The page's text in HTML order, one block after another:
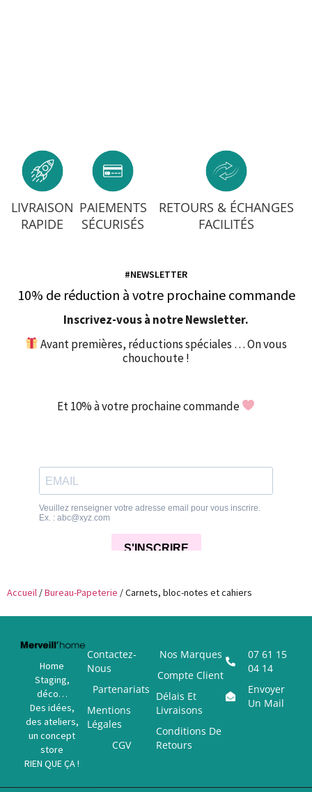
LIVRAISON
RAPIDE
PAIEMENTS
SÉCURISÉS
RETOURS & ÉCHANGES
FACILITÉS
#NEWSLETTER
10% de réduction à votre prochaine commande
Inscrivez-vous à notre Newsletter.
Avant premières, réductions spéciales … On vous
chouchoute !
Et 10% à votre prochaine commande
Accueil /Bureau-Papeterie / Carnets, bloc-notes et cahiers
Home
Staging,
déco…
Des idées,
des ateliers,
un concept
store
RIEN QUE ÇA !
Contactez-
Nous
Partenariats
Mentions
Légales
CGV
Nos Marques
Compte Client
Délais Et
Livraisons
Conditions De
Retours
07 61 15
04 14
Envoyer
Un Mail